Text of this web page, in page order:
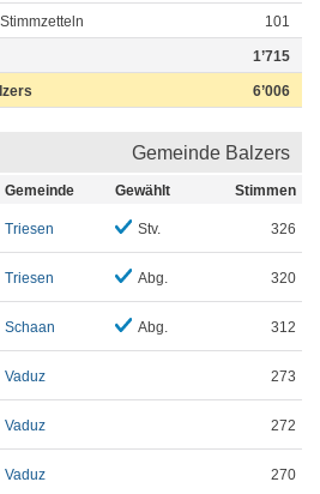
101
1’715
6’006
Gemeinde Balzers
Gemeinde Gewählt Stimmen
Triesen Stv. 326
Triesen Abg. 320
Schaan Abg. 312
Vaduz 273
Vaduz 272
Vaduz 270